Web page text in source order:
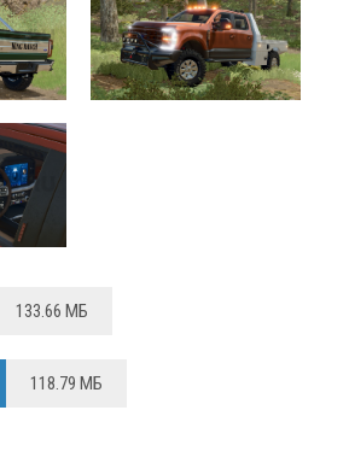
133.66 МБ
118.79 МБ